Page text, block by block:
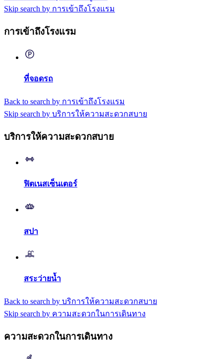
Skip search by การเข้าถึงโรงแรม
การเข้าถึงโรงแรม
ที่จอดรถ
Back to search by การเข้าถึงโรงแรม
Skip search by บริการให้ความสะดวกสบาย
บริการให้ความสะดวกสบาย
ฟิตเนสเซ็นเตอร์
สปา
สระว่ายน้ำ
Back to search by บริการให้ความสะดวกสบาย
Skip search by ความสะดวกในการเดินทาง
ความสะดวกในการเดินทาง